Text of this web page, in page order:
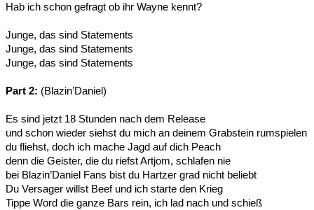
Hab ich schon gefragt ob ihr Wayne kennt?
Junge, das sind Statements
Junge, das sind Statements
Junge, das sind Statements
Part 2: (Blazin’Daniel)
Es sind jetzt 18 Stunden nach dem Release
und schon wieder siehst du mich an deinem Grabstein rumspielen
du fliehst, doch ich mache Jagd auf dich Peach
denn die Geister, die du riefst Artjom, schlafen nie
bei Blazin’Daniel Fans bist du Hartzer grad nicht beliebt
Du Versager willst Beef und ich starte den Krieg
Tippe Word die ganze Bars rein, ich lad nach und schieß